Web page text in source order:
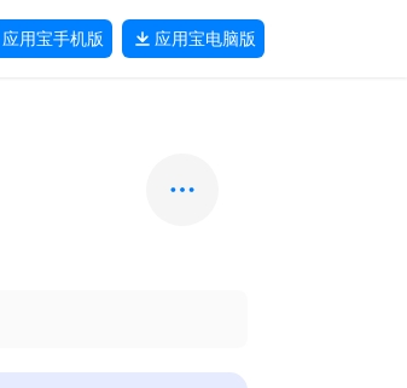
应用宝手机版 应用宝电脑版